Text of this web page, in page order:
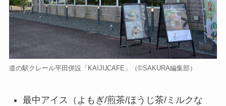
道の駅クレール平田併設「KAIJUCAFE」（©️SAKURA編集部）
最中アイス（よもぎ/煎茶/ほうじ茶/ミルクな